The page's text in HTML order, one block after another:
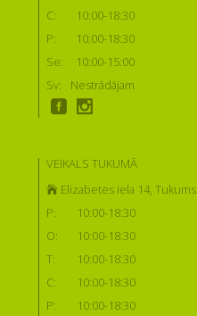
C:
10:00-18:30
P:
10:00-18:30
Se:
10:00-15:00
Sv:
Nestrādājam
VEIKALS TUKUMĀ
Elizabetes iela 14, Tukums
P:
10:00-18:30
O:
10:00-18:30
T:
10:00-18:30
C:
10:00-18:30
P:
10:00-18:30